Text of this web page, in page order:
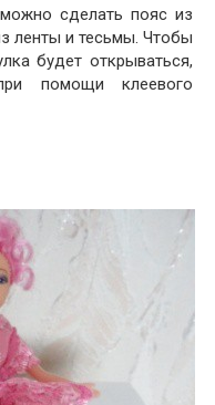
сделать пояс из
ленты и тесьмы. Чтобы
будет открываться,
помощи клеевого